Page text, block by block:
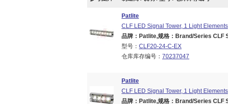
Patlite
CLF LED Signal Tower, 1 Light
品牌：Patlite,规格：Brand/Series CLF
型号： CLF20-24-C-EX
仓库库存编号： 70237047
Patlite
CLF LED Signal Tower, 1 Light
品牌：Patlite,规格：Brand/Series CLF